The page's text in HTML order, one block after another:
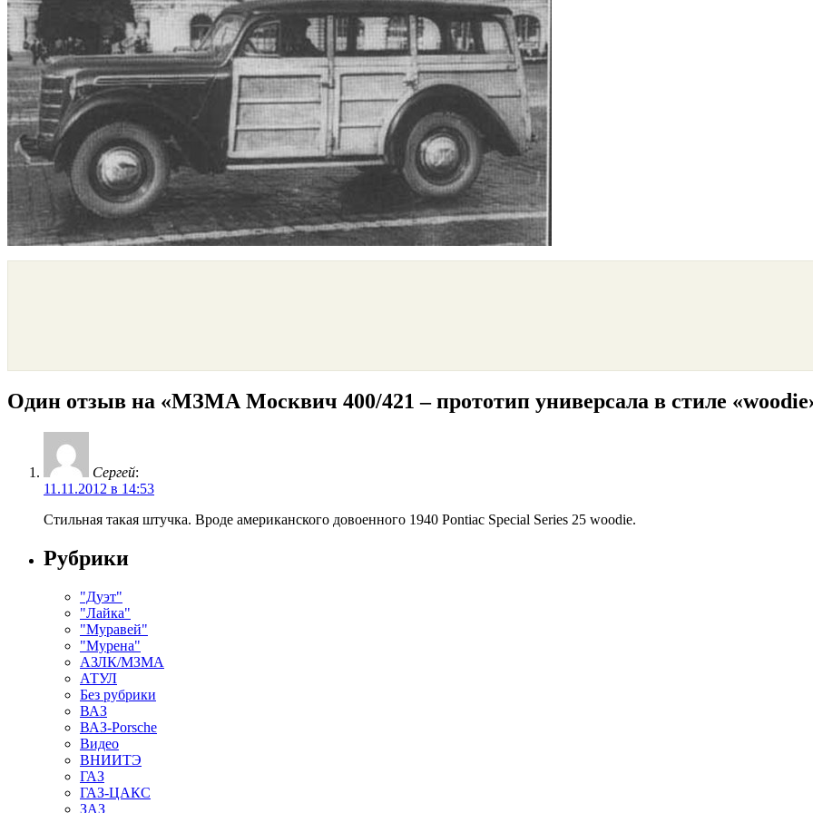
Один отзыв на «МЗМА Москвич 400/421 – прототип универсала в стиле
Сергей:
11.11.2012 в 14:53
Стильная такая штучка. Вроде американского довоенного 1940 Pontiac Special Series 25 woodie.
Рубрики
"Дуэт"
"Лайка"
"Муравей"
"Мурена"
АЗЛК/МЗМА
АТУЛ
Без рубрики
ВАЗ
ВАЗ-Porsche
Видео
ВНИИТЭ
ГАЗ
ГАЗ-ЦАКС
ЗАЗ